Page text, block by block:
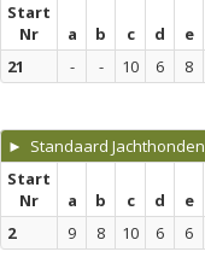
Start
Nr
a b c d e
21
- - 10 6 8
► Standaard
Start
Nr
a b c d e
2
9 8 10 6 6